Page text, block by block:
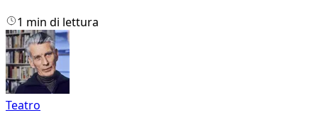
1 min di lettura
Teatro